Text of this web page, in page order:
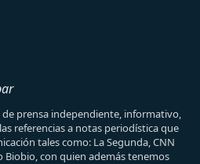
de prensa independiente, informativo,
referencias a notas periodística que
tales como: La Segunda, CNN
Biobio, con quien además tenemos